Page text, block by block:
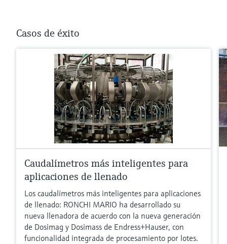
Casos de éxito
Caudalímetros más inteligentes para
aplicaciones de llenado
Los caudalímetros más inteligentes para aplicaciones
de llenado: RONCHI MARIO ha desarrollado su
nueva llenadora de acuerdo con la nueva generación
de Dosimag y Dosimass de Endress+Hauser, con
funcionalidad integrada de procesamiento por lotes.